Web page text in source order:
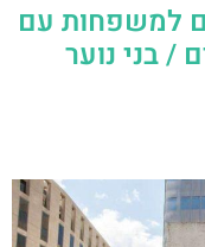
למשפחות עם
/ בני נוער